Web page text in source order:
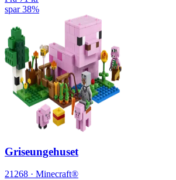
spar 38%
Griseungehuset
21268 · Minecraft®